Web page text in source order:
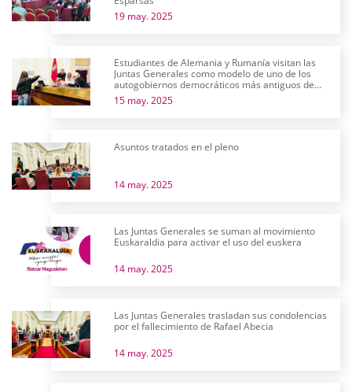
19 may. 2025
Estudiantes de Alemania y Rumanía visitan las
Juntas Generales como modelo de uno de los
autogobiernos democráticos más antiguos de
Europa
15 may. 2025
Asuntos tratados en el pleno
14 may. 2025
Las Juntas Generales se suman al movimiento
Euskaraldia para activar el uso del euskera
14 may. 2025
Las Juntas Generales trasladan sus condolencias
por el fallecimiento de Rafael Abecia
14 may. 2025